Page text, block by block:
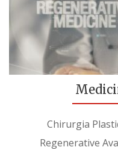
Chirurgia
Regenerative